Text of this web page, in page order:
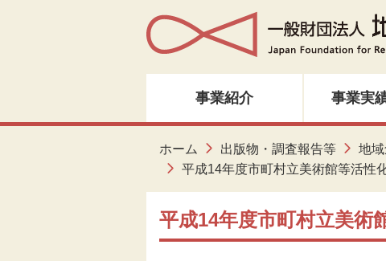
事業紹介
人材育成・研修
ダンス
事業実
ホーム 出版物・調査報告等 地
平成14年度市町村立美術館等活性
平成14年度市町村立美術